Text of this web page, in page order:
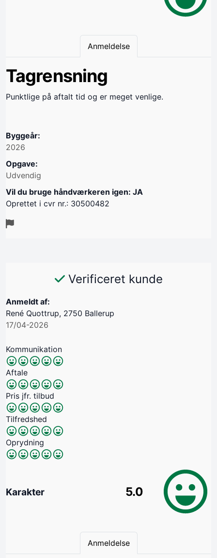
Anmeldelse
Tagrensning
Punktlige på aftalt tid og er meget venlige.
Byggeår:
2026
Opgave:
Udvendig
Vil du bruge håndværkeren igen: JA
Oprettet i cvr nr.: 30500482
Verificeret kunde
Anmeldt af:
René Quottrup, 2750 Ballerup
17/04-2026
Kommunikation
Aftale
Pris jfr. tilbud
Tilfredshed
Oprydning
Karakter 5.0
Anmeldelse